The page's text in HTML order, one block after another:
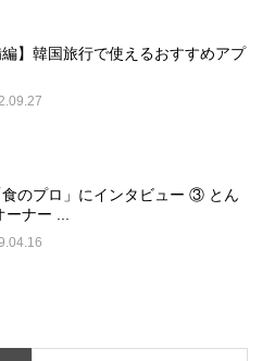
編】韓国旅行で使えるおすすめアプ
のプロ」にインタビュー ③ とん
ナー ...